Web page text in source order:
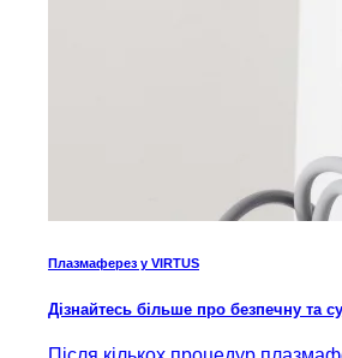
Плазмаферез у VIRTUS
Дізнайтесь більше про безпечну та